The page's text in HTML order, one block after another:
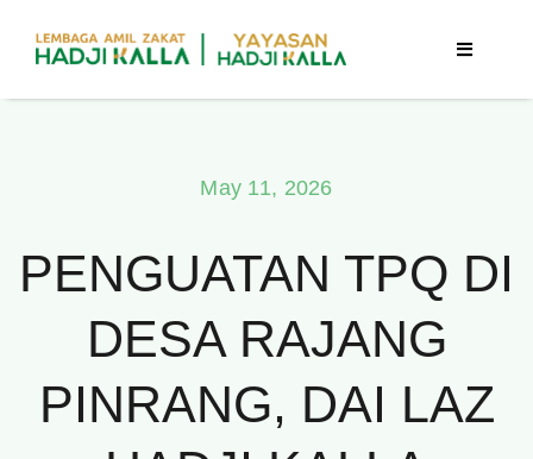
content
Toggle
Program
May 11, 2026
PENGUATAN TPQ DI
DESA RAJANG
PINRANG, DAI LAZ